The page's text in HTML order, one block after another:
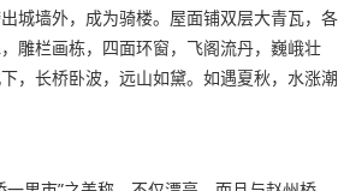
城墙外，成为骑楼。屋面铺双层大青瓦，各
雕栏画栋，四面环窗，飞阁流丹，巍峨壮
，长桥卧波，远山如黛。如遇夏秋，水涨潮